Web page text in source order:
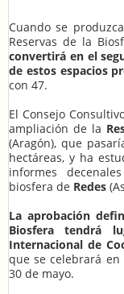
Cuando se
Reservas de la
convertirá en el
de estos espacios
con 47.
El Consejo
ampliación de la
(Aragón), que
hectáreas, y ha
informes
biosfera de Redes
La aprobación
Biosfera tendrá
Internacional de
que se celebrará en
30 de mayo.